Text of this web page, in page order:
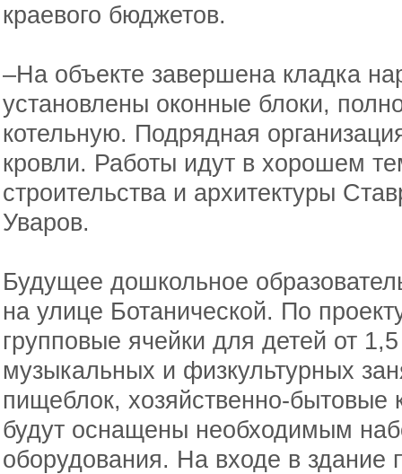
краевого бюджетов.
–На объекте завершена кладка
установлены оконные блоки,
котельную. Подрядная
кровли. Работы идут в хорошем
строительства и архитектуры
Уваров.
Будущее дошкольное
на улице Ботанической. По
групповые ячейки для детей от
музыкальных и физкультурных
пищеблок, хозяйственно-
будут оснащены необходимым
оборудования. На входе в здание